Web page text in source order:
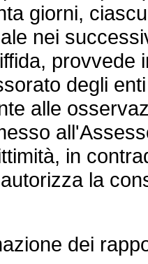
giorni,
nei
provvede
degli
alle
in
la
dei